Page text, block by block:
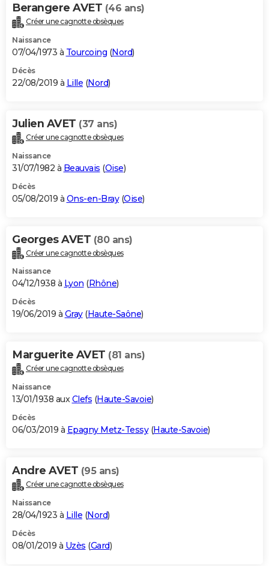
Berangere AVET (46 ans)
Créer une cagnotte obsèques
Naissance
07/04/1973 à Tourcoing (Nord)
Décès
22/08/2019 à Lille (Nord)
Julien AVET (37 ans)
Créer une cagnotte obsèques
Naissance
31/07/1982 à Beauvais (Oise)
Décès
05/08/2019 à Ons-en-Bray(Oise)
Georges AVET (80 ans)
Créer une cagnotte obsèques
Naissance
04/12/1938 à Lyon (Rhône)
Décès
19/06/2019 à Gray(Haute-Saône)
Marguerite AVET (81 ans)
Créer une cagnotte obsèques
Naissance
13/01/1938 auxClefs (Haute-Savoie)
Décès
06/03/2019 à Epagny Metz-Tessy(Haute-Savoie)
Andre AVET (95 ans)
Créer une cagnotte obsèques
Naissance
28/04/1923 à Lille (Nord)
Décès
08/01/2019 à Uzès (Gard)